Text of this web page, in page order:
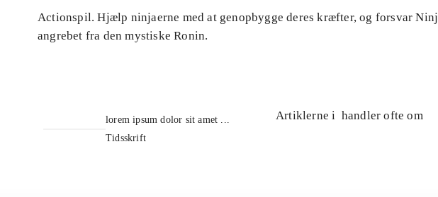
Actionspil. Hjælp ninjaerne med at genopbygge deres kræfter, og forsvar
angrebet fra den mystiske Ronin.
lorem ipsum dolor sit amet ...
Tidsskrift
Artiklerne i handler ofte om